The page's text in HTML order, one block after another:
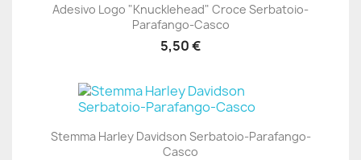
Adesivo Logo "Knucklehead" Croce Serbatoio-
Parafango-Casco
5,50 €
Stemma Harley Davidson Serbatoio-Parafango-
Casco